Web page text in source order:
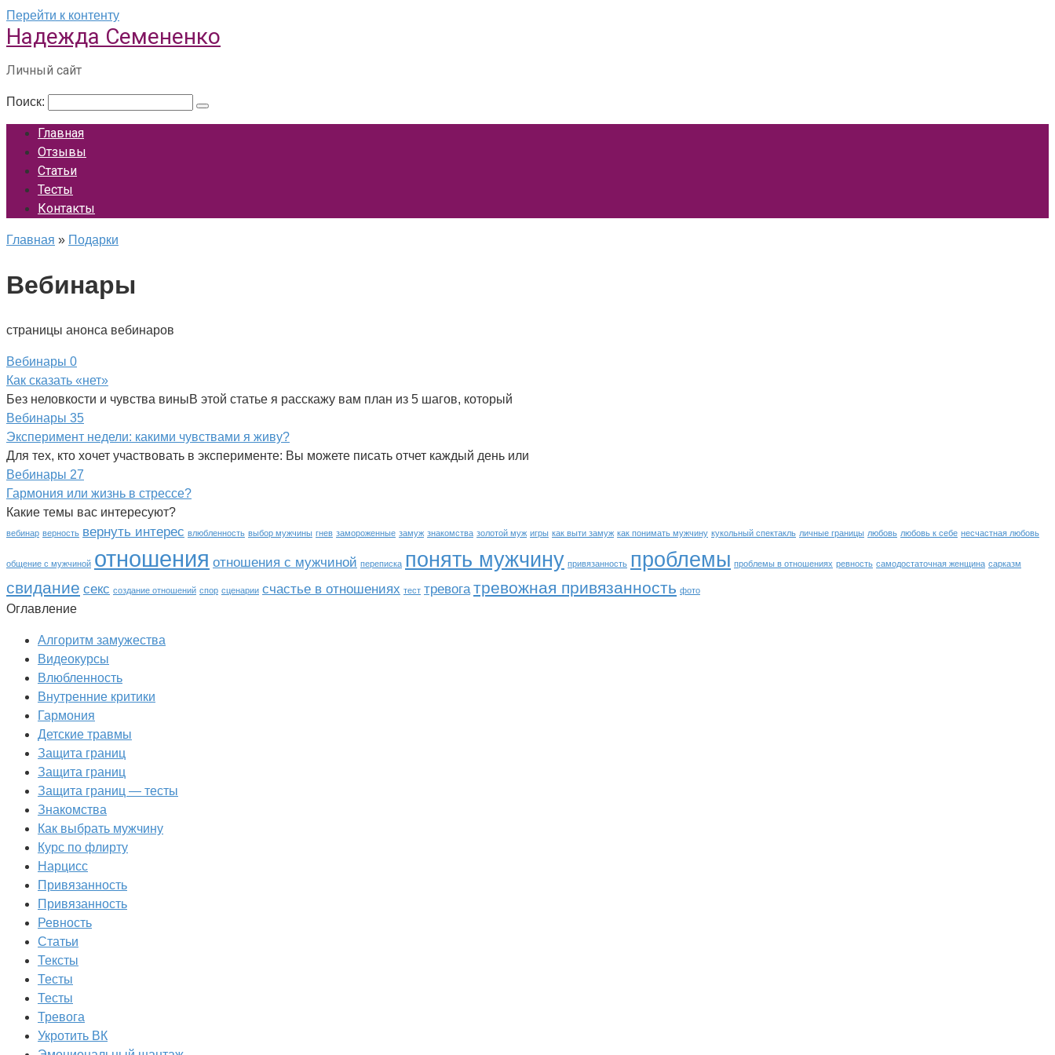
Перейти к контенту
Надежда Семененко
Личный сайт
Поиск:
Главная
Отзывы
Статьи
Тесты
Контакты
Главная » Подарки
Вебинары
страницы анонса вебинаров
Вебинары 0
Как сказать «нет»
Без неловкости и чувства виныВ этой статье я расскажу вам план из 5 шагов, который
Вебинары 35
Эксперимент недели: какими чувствами я живу?
Для тех, кто хочет участвовать в эксперименте: Вы можете писать отчет каждый день или
Вебинары 27
Гармония или жизнь в стрессе?
Какие темы вас интересуют?
вебинар верность вернуть интерес влюбленность выбор мужчины гнев замороженные замуж знакомства золотой муж игры как выти замуж как понимать мужчину кукольный спектакль личные границы любовь любовь к себе несчастная любовь
общение с мужчиной отношения отношения с мужчиной переписка понять мужчину привязанность проблемы проблемы в отношениях ревность самодостаточная женщина сарказм
свидание секс создание отношений спор сценарии счастье в отношениях тест тревога тревожная привязанность фото
Оглавление
Алгоритм замужества
Видеокурсы
Влюбленность
Внутренние критики
Гармония
Детские травмы
Защита границ
Защита границ
Защита границ — тесты
Знакомства
Как выбрать мужчину
Курс по флирту
Нарцисс
Привязанность
Привязанность
Ревность
Статьи
Тексты
Тесты
Тесты
Тревога
Укротить ВК